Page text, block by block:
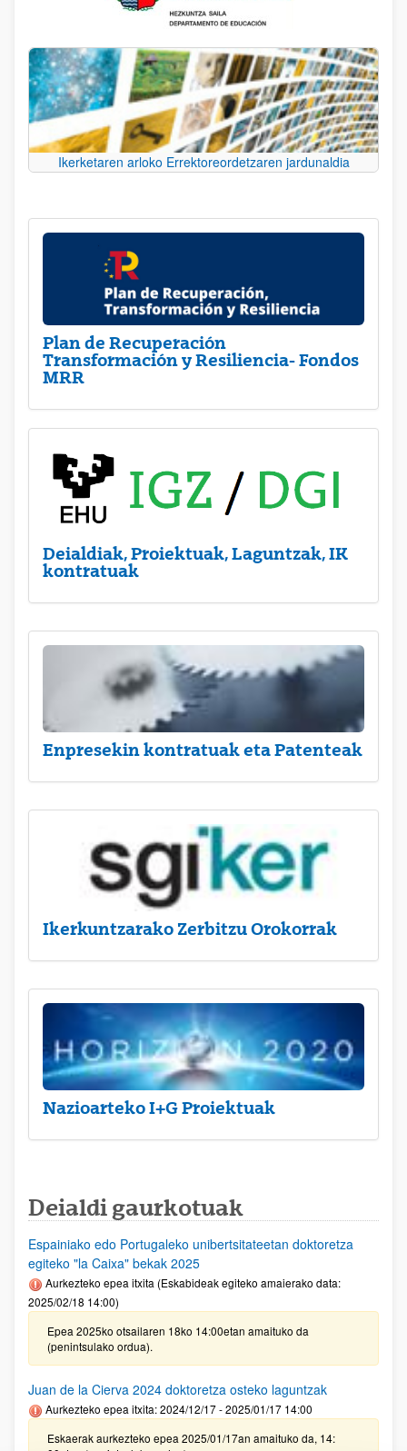
Ikerketaren arloko Errektoreordetzaren jardunaldia
Plan de Recuperación
Transformación y Resiliencia- Fondos
MRR
Deialdiak, Proiektuak, Laguntzak, IK
kontratuak
Enpresekin kontratuak eta Patenteak
Ikerkuntzarako Zerbitzu Orokorrak
Nazioarteko I+G Proiektuak
Deialdi gaurkotuak
Espainiako edo Portugaleko unibertsitateetan doktoretza
egiteko "la Caixa" bekak 2025
Aurkezteko epea itxita (Eskabideak egiteko amaierako data:
2025/02/18 14:00)
Epea 2025ko otsailaren 18ko 14:00etan amaituko da
(penintsulako ordua).
Juan de la Cierva 2024 doktoretza osteko laguntzak
Aurkezteko epea itxita: 2024/12/17 - 2025/01/17 14:00
Eskaerak aurkezteko epea 2025/01/17an amaituko da, 14: